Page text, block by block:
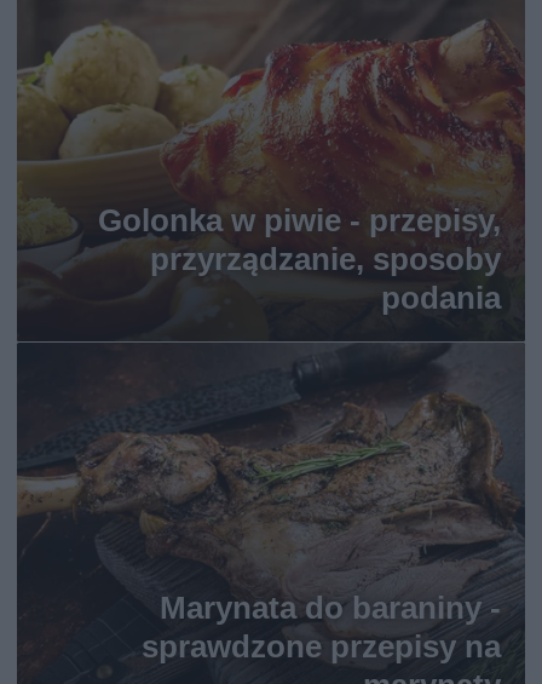
Golonka w piwie - przepisy,
przyrządzanie, sposoby
podania
Marynata do baraniny -
sprawdzone przepisy na